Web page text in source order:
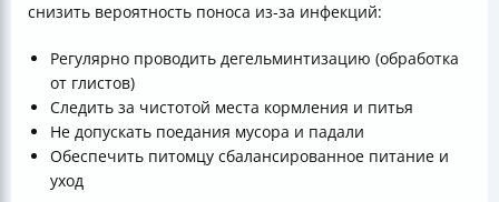
снизить вероятность поноса из-за инфекций:
Регулярно проводить дегельминтизацию (обработка
от глистов)
Следить за чистотой места кормления и питья
Не допускать поедания мусора и падали
Обеспечить питомцу сбалансированное питание и
уход